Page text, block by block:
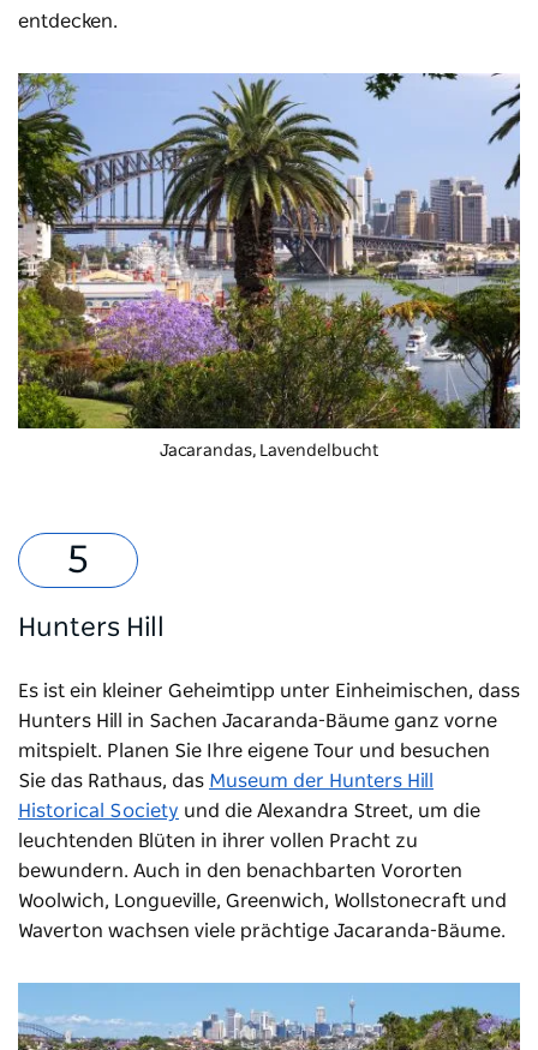
entdecken.
Jacarandas, Lavendelbucht
Hunters Hill
Es ist ein kleiner Geheimtipp unter Einheimischen, dass
Hunters Hill in Sachen Jacaranda-Bäume ganz vorne
mitspielt. Planen Sie Ihre eigene Tour und besuchen
Sie das Rathaus, das Museum der Hunters Hill
Historical Society und die Alexandra Street, um die
leuchtenden Blüten in ihrer vollen Pracht zu
bewundern. Auch in den benachbarten Vororten
Woolwich, Longueville, Greenwich, Wollstonecraft und
Waverton wachsen viele prächtige Jacaranda-Bäume.